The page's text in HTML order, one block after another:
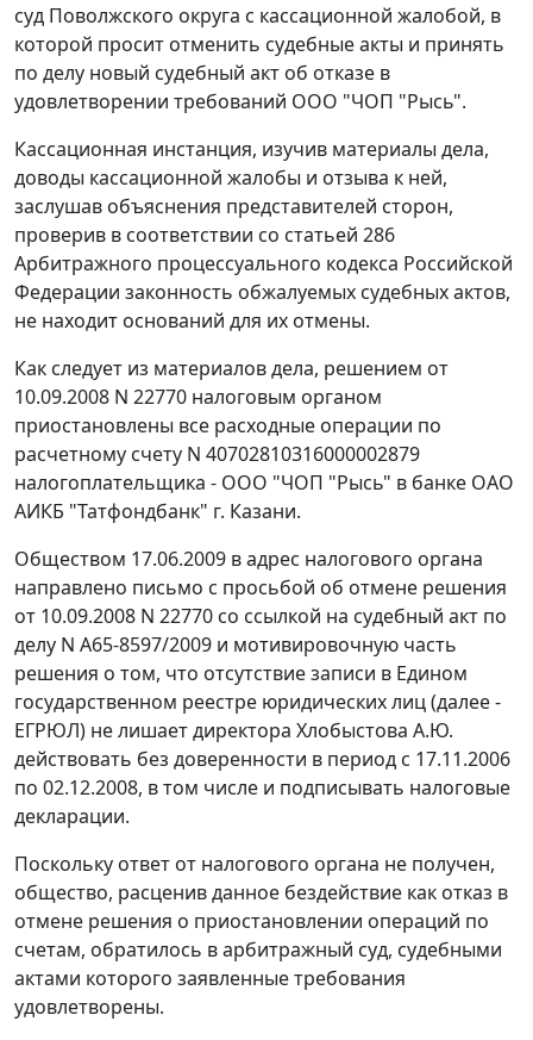
суд Поволжского округа с кассационной жалобой, в
которой просит отменить судебные акты и принять
по делу новый судебный акт об отказе в
удовлетворении требований ООО "ЧОП "Рысь".
Кассационная инстанция, изучив материалы дела,
доводы кассационной жалобы и отзыва к ней,
заслушав объяснения представителей сторон,
проверив в соответствии со статьей 286
Арбитражного процессуального кодекса Российской
Федерации законность обжалуемых судебных актов,
не находит оснований для их отмены.
Как следует из материалов дела, решением от
10.09.2008 N 22770 налоговым органом
приостановлены все расходные операции по
расчетному счету N 40702810316000002879
налогоплательщика - ООО "ЧОП "Рысь" в банке ОАО
АИКБ "Татфондбанк" г. Казани.
Обществом 17.06.2009 в адрес налогового органа
направлено письмо с просьбой об отмене решения
от 10.09.2008 N 22770 со ссылкой на судебный акт по
делу N А65-8597/2009 и мотивировочную часть
решения о том, что отсутствие записи в Едином
государственном реестре юридических лиц (далее -
ЕГРЮЛ) не лишает директора Хлобыстова А.Ю.
действовать без доверенности в период с 17.11.2006
по 02.12.2008, в том числе и подписывать налоговые
декларации.
Поскольку ответ от налогового органа не получен,
общество, расценив данное бездействие как отказ в
отмене решения о приостановлении операций по
счетам, обратилось в арбитражный суд, судебными
актами которого заявленные требования
удовлетворены.